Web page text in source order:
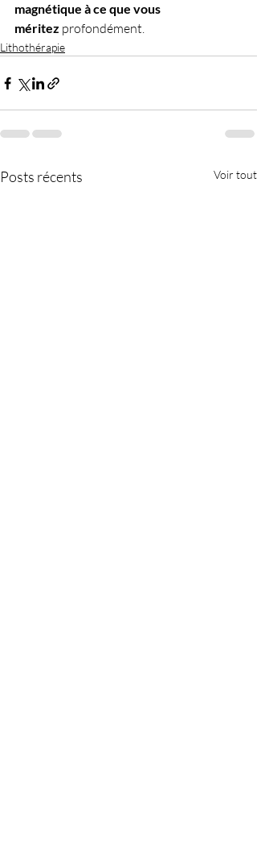
magnétique à ce que vous
méritez profondément.
Lithothérapie
Posts récents Voir tout